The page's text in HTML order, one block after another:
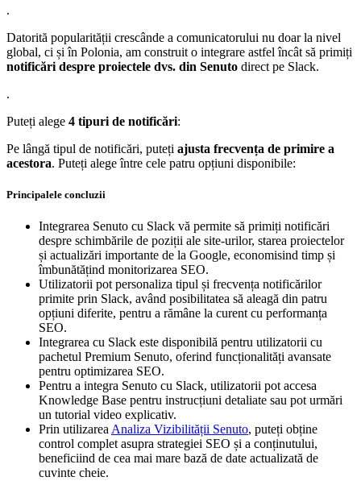
.
Datorită popularității crescânde a comunicatorului nu doar la nivel
global, ci și în Polonia, am construit o integrare astfel încât să primiți
notificări despre proiectele dvs. din Senuto direct pe Slack.
.
Puteți alege 4 tipuri de notificări:
Pe lângă tipul de notificări, puteți ajusta frecvența de primire a
acestora. Puteți alege între cele patru opțiuni disponibile:
Principalele concluzii
Integrarea Senuto cu Slack vă permite să primiți notificări
despre schimbările de poziții ale site-urilor, starea proiectelor
și actualizări importante de la Google, economisind timp și
îmbunătățind monitorizarea SEO.
Utilizatorii pot personaliza tipul și frecvența notificărilor
primite prin Slack, având posibilitatea să aleagă din patru
opțiuni diferite, pentru a rămâne la curent cu performanța
SEO.
Integrarea cu Slack este disponibilă pentru utilizatorii cu
pachetul Premium Senuto, oferind funcționalități avansate
pentru optimizarea SEO.
Pentru a integra Senuto cu Slack, utilizatorii pot accesa
Knowledge Base pentru instrucțiuni detaliate sau pot urmări
un tutorial video explicativ.
Prin utilizarea Analiza Vizibilității Senuto, puteți obține
control complet asupra strategiei SEO și a conținutului,
beneficiind de cea mai mare bază de date actualizată de
cuvinte cheie.